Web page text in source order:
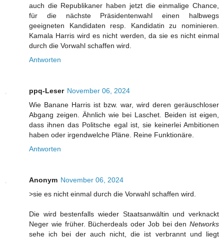
auch die Republikaner haben jetzt die einmalige Chance,
für die nächste Präsidentenwahl einen halbwegs
geeigneten Kandidaten resp. Kandidatin zu nominieren.
Kamala Harris wird es nicht werden, da sie es nicht einmal
durch die Vorwahl schaffen wird.
Antworten
ppq-Leser November 06, 2024
Wie Banane Harris ist bzw. war, wird deren geräuschloser
Abgang zeigen. Ähnlich wie bei Laschet. Beiden ist eigen,
dass ihnen das Politsche egal ist, sie keinerlei Ambitionen
haben oder irgendwelche Pläne. Reine Funktionäre.
Antworten
Anonym November 06, 2024
>sie es nicht einmal durch die Vorwahl schaffen wird.
Die wird bestenfalls wieder Staatsanwältin und verknackt
Neger wie früher. Bücherdeals oder Job bei den Networks
sehe ich bei der auch nicht, die ist verbrannt und liegt